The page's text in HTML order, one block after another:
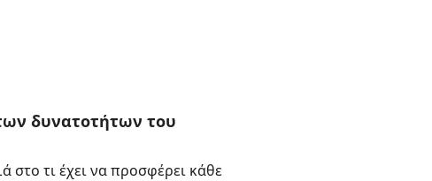
δυνατοτήτων του
στο τι έχει να προσφέρει κάθε